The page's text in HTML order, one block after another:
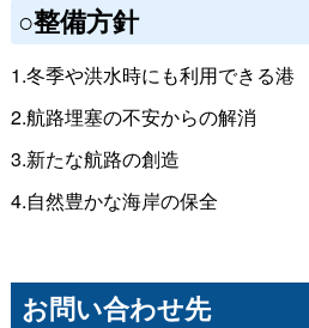
○整備方針
1.冬季や洪水時にも利用できる港
2.航路埋塞の不安からの解消
3.新たな航路の創造
4.自然豊かな海岸の保全
お問い合わせ先